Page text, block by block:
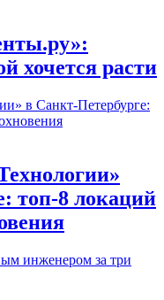
хочется расти
топ-8 локаций